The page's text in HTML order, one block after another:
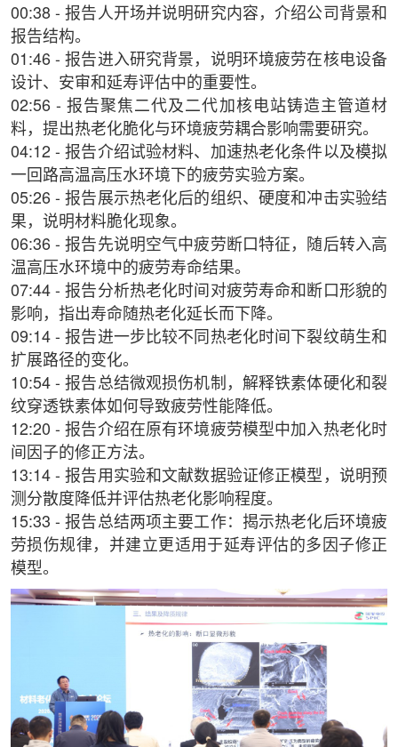
00:38 - 报告人开场并说明研究内容，介绍公司背景和
报告结构。
01:46 - 报告进入研究背景，说明环境疲劳在核电设备
设计、安审和延寿评估中的重要性。
02:56 - 报告聚焦二代及二代加核电站铸造主管道材
料，提出热老化脆化与环境疲劳耦合影响需要研究。
04:12 - 报告介绍试验材料、加速热老化条件以及模拟
一回路高温高压水环境下的疲劳实验方案。
05:26 - 报告展示热老化后的组织、硬度和冲击实验结
果，说明材料脆化现象。
06:36 - 报告先说明空气中疲劳断口特征，随后转入高
温高压水环境中的疲劳寿命结果。
07:44 - 报告分析热老化时间对疲劳寿命和断口形貌的
影响，指出寿命随热老化延长而下降。
09:14 - 报告进一步比较不同热老化时间下裂纹萌生和
扩展路径的变化。
10:54 - 报告总结微观损伤机制，解释铁素体硬化和裂
纹穿透铁素体如何导致疲劳性能降低。
12:20 - 报告介绍在原有环境疲劳模型中加入热老化时
间因子的修正方法。
13:14 - 报告用实验和文献数据验证修正模型，说明预
测分散度降低并评估热老化影响程度。
15:33 - 报告总结两项主要工作：揭示热老化后环境疲
劳损伤规律，并建立更适用于延寿评估的多因子修正
模型。